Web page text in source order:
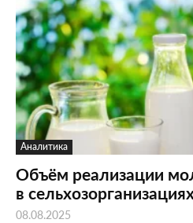
Аналитика
Объём реализации
в
08.08.2025